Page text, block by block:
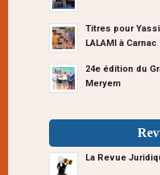
Titres pour
LALAMI à Carnac
24e édition du
Meryem
La Revue